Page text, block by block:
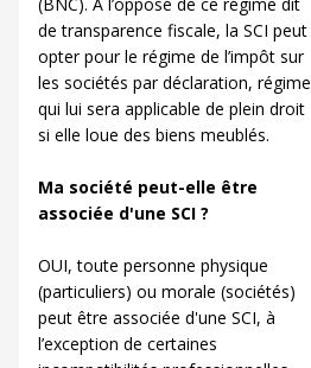
de transparence fiscale, la SCI peut
opter pour le régime de l’impôt sur
les sociétés par déclaration, régime
qui lui sera applicable de plein droit
si elle loue des biens meublés.
Ma société peut-elle être
associée d'une SCI ?
OUI, toute personne physique
(particuliers) ou morale (sociétés)
peut être associée d'une SCI, à
l’exception de certaines